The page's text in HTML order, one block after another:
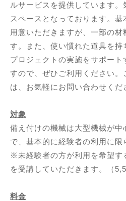
ルサービスを提供しています。
スペースとなっております。
用意いただきますが、一部の
す。また、使い慣れた道具を持
プロジェクトの実施をサポート
すので、ぜひご利用ください。
は、お気軽にお問い合わせくだ
対象
備え付けの機械は大型機械が中
で、基本的に経験者の利用に限
※未経験者の方が利用を希望す
を受講していただきます。（
料金